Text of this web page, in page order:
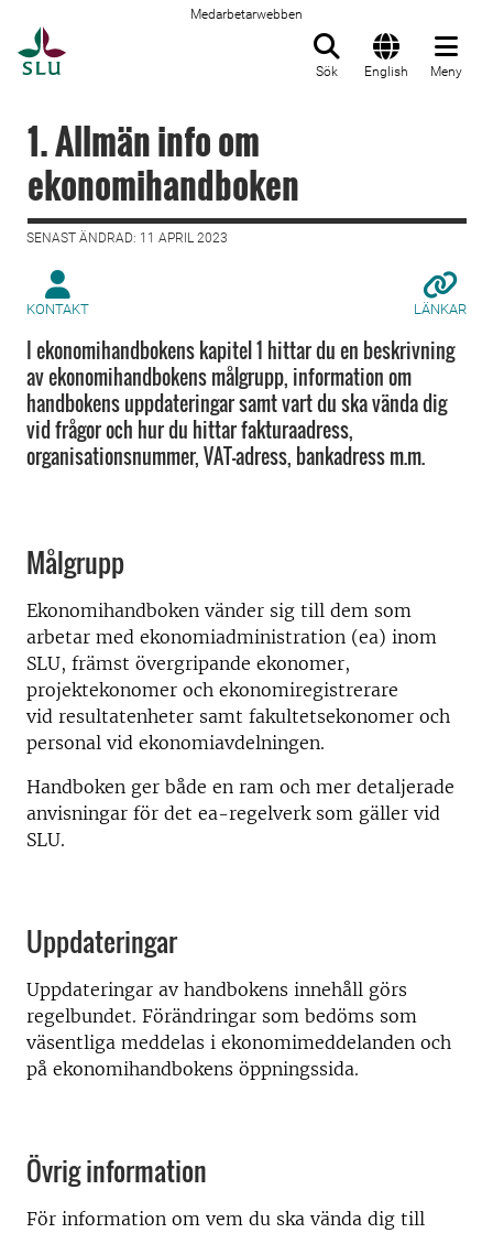
Medarbetarwebben
Sök English Meny
1. Allmän info om
ekonomihandboken
SENAST ÄNDRAD: 11 APRIL 2023
KONTAKT LÄNKAR
I ekonomihandbokens kapitel 1 hittar du en beskrivning
av ekonomihandbokens målgrupp, information om
handbokens uppdateringar samt vart du ska vända dig
vid frågor och hur du hittar fakturaadress,
organisationsnummer, VAT-adress, bankadress m.m.
Målgrupp
Ekonomihandboken vänder sig till dem som
arbetar med ekonomiadministration (ea) inom
SLU, främst övergripande ekonomer,
projektekonomer och ekonomiregistrerare
vid resultatenheter samt fakultetsekonomer och
personal vid ekonomiavdelningen.
Handboken ger både en ram och mer detaljerade
anvisningar för det ea-regelverk som gäller vid
SLU.
Uppdateringar
Uppdateringar av handbokens innehåll görs
regelbundet. Förändringar som bedöms som
väsentliga meddelas i ekonomimeddelanden och
på ekonomihandbokens öppningssida.
Övrig information
För information om vem du ska vända dig till